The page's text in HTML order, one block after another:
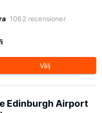
1062 recensioner
Välj
Edinburgh Airport